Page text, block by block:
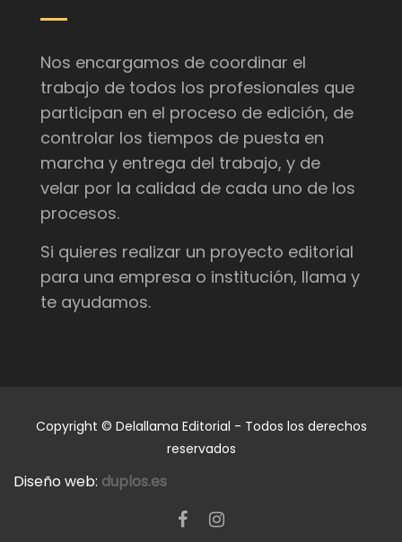
Nos encargamos de coordinar el
trabajo de todos los profesionales que
participan en el proceso de edición, de
controlar los tiempos de puesta en
marcha y entrega del trabajo, y de
velar por la calidad de cada uno de los
procesos.
Si quieres realizar un proyecto editorial
para una empresa o institución, llama y
te ayudamos.
Copyright © Delallama Editorial - Todos los derechos
reservados
Diseño web: duplos.es